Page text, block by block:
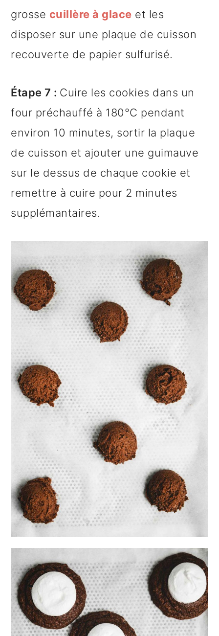
grosse cuillère à glace et les
disposer sur une plaque de cuisson
recouverte de papier sulfurisé.
Étape 7 : Cuire les cookies dans un
four préchauffé à 180°C pendant
environ 10 minutes, sortir la plaque
de cuisson et ajouter une guimauve
sur le dessus de chaque cookie et
remettre à cuire pour 2 minutes
supplémantaires.